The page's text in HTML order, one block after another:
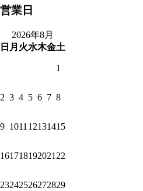
営業日
2026年8月
日 月 火水木金土
1
2 3 4 5 6 7 8
9 1011 12131415
161718192021 22
23242526272829